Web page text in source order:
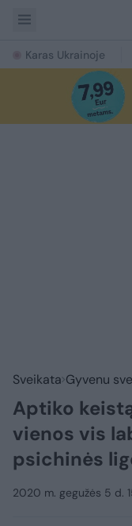
Karas Ukrainoje
Sveikata Gyvenu
Aptiko
vienos vis
psichinės
2020 m. gegužės 5 d.